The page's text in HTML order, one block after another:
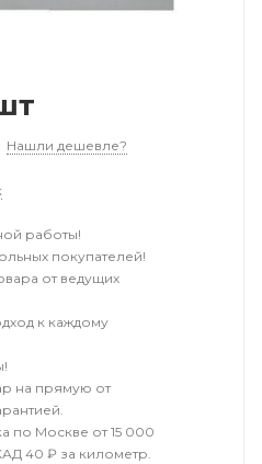
Нашли дешевле?
работы!
покупателей!
от ведущих
к каждому
на прямую от
по Москве от 15 000
40 ₽ за километр.